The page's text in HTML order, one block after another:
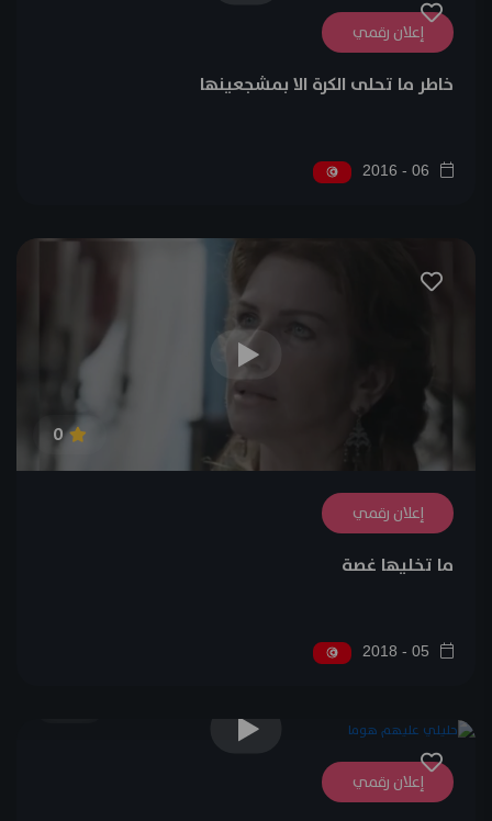
إعلان رقمي
خاطر ما تحلى الكرة الا بمشجعينها
06 - 2016
0
إعلان رقمي
ما تخليها غصة
05 - 2018
إعلان رقمي